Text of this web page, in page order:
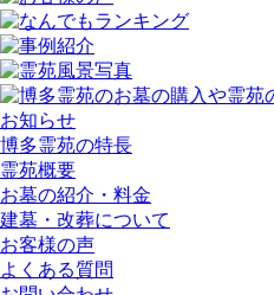
お知らせ
博多霊苑の特長
霊苑概要
お墓の紹介・料金
建墓・改葬について
お客様の声
よくある質問